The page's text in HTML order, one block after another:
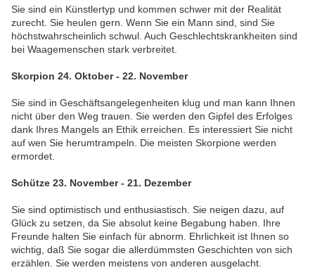
Sie sind ein Künstlertyp und kommen schwer mit der Realität
zurecht. Sie heulen gern. Wenn Sie ein Mann sind, sind Sie
höchstwahrscheinlich schwul. Auch Geschlechtskrankheiten sind
bei Waagemenschen stark verbreitet.
Skorpion 24. Oktober - 22. November
Sie sind in Geschäftsangelegenheiten klug und man kann Ihnen
nicht über den Weg trauen. Sie werden den Gipfel des Erfolges
dank Ihres Mangels an Ethik erreichen. Es interessiert Sie nicht
auf wen Sie herumtrampeln. Die meisten Skorpione werden
ermordet.
Schütze 23. November - 21. Dezember
Sie sind optimistisch und enthusiastisch. Sie neigen dazu, auf
Glück zu setzen, da Sie absolut keine Begabung haben. Ihre
Freunde halten Sie einfach für abnorm. Ehrlichkeit ist Ihnen so
wichtig, daß Sie sogar die allerdümmsten Geschichten von sich
erzählen. Sie werden meistens von anderen ausgelacht.